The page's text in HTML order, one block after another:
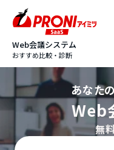
Web会議システム
おすすめ比較・診断
あなた
Web
無